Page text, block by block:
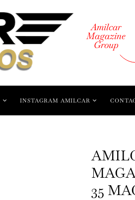
Amilcar
Magazine
Group
INSTAGRAM AMILCAR
35